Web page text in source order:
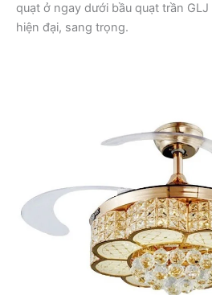
quạt ở ngay dưới bầu quạt trần
hiện đại, sang trọng.